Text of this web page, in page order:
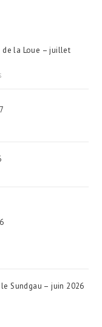
de la Loue – juillet
Sundgau – juin 2026